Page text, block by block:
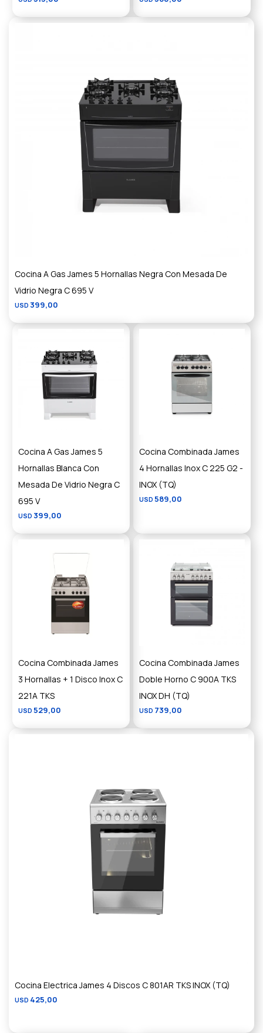
Cocina A Gas James 5 Hornallas Negra Con Mesada De
Vidrio Negra C 695 V
USD 399,00
Cocina A Gas James 5
Hornallas Blanca Con
Mesada De Vidrio Negra C
695 V
USD 399,00
Cocina Combinada James
4 Hornallas Inox C 225 G2 -
INOX (TQ)
USD 589,00
Cocina Combinada James
3 Hornallas + 1 Disco Inox C
221A TKS
USD 529,00
Cocina Combinada James
Doble Horno C 900A TKS
INOX DH (TQ)
USD 739,00
Cocina Electrica James 4 Discos C 801AR TKS INOX (TQ)
USD 425,00